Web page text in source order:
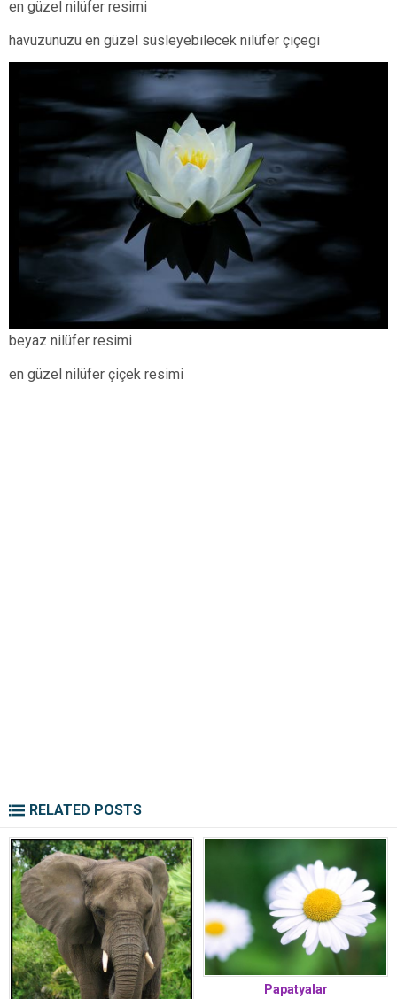
en güzel nilüfer resimi
havuzunuzu en güzel süsleyebilecek nilüfer çiçegi
beyaz nilüfer resimi
en güzel nilüfer çiçek resimi
RELATED POSTS
Papatyalar